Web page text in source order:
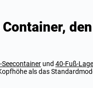
Seecontainer und 40-Fuß-
als das